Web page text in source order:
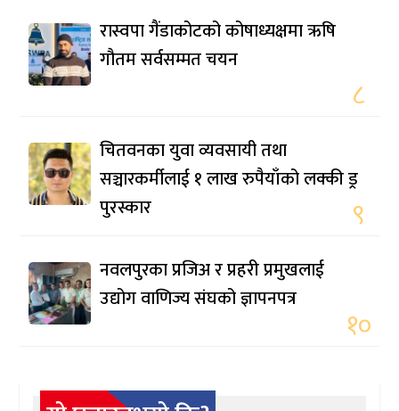
रास्वपा गैंडाकोटको कोषाध्यक्षमा ऋषि
गौतम सर्वसम्मत चयन
८
चितवनका युवा व्यवसायी तथा
सञ्चारकर्मीलाई १ लाख रुपैयाँको लक्की ड्र
पुरस्कार
९
नवलपुरका प्रजिअ र प्रहरी प्रमुखलाई
उद्योग वाणिज्य संघको ज्ञापनपत्र
१०